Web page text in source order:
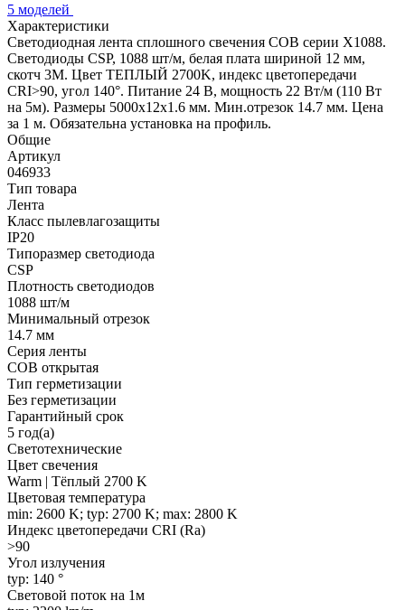
5 моделей
Характеристики
Светодиодная лента сплошного свечения COB серии X1088.
Светодиоды CSP, 1088 шт/м, белая плата шириной 12 мм,
скотч 3M. Цвет ТЕПЛЫЙ 2700K, индекс цветопередачи
CRI>90, угол 140°. Питание 24 В, мощность 22 Вт/м (110 Вт
на 5м). Размеры 5000х12х1.6 мм. Мин.отрезок 14.7 мм. Цена
за 1 м. Обязательна установка на профиль.
Общие
Артикул
046933
Тип товара
Лента
Класс пылевлагозащиты
IP20
Типоразмер светодиода
CSP
Плотность светодиодов
1088 шт/м
Минимальный отрезок
14.7 мм
Серия ленты
COB открытая
Тип герметизации
Без герметизации
Гарантийный срок
5 год(а)
Светотехнические
Цвет свечения
Warm | Тёплый 2700 K
Цветовая температура
min: 2600 K; typ: 2700 K; max: 2800 K
Индекс цветопередачи CRI (Ra)
>90
Угол излучения
typ: 140 °
Световой поток на 1м